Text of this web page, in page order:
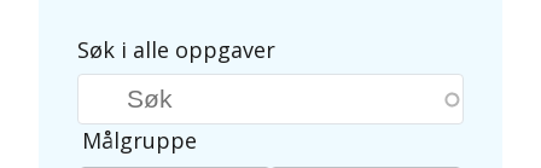
Søk i alle oppgaver
Søkeord
Målgruppe